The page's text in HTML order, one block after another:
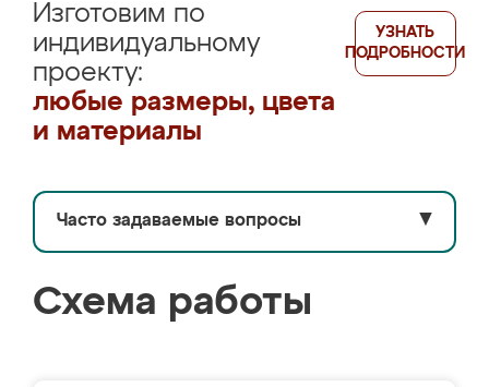
Изготовим по
индивидуальному
проекту:
любые размеры, цвета
и материалы
УЗНАТЬ
ПОДРОБНОСТИ
Часто задаваемые вопросы ▼
Схема работы